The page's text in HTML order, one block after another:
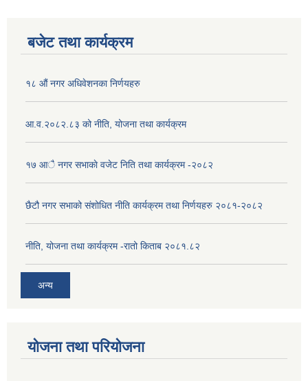
बजेट तथा कार्यक्रम
१८ औं नगर अधिवेशनका निर्णयहरु
आ.व.२०८२.८३ को नीति, योजना तथा कार्यक्रम
१७ आै नगर सभाकाे वजेट निति तथा कार्यक्रम -२०८२
छैटौ नगर सभाको संशोधित नीति कार्यक्रम तथा निर्णयहरु २०८१-२०८२
नीति, योजना तथा कार्यक्रम -रातो किताब २०८१.८२
अन्य
योजना तथा परियोजना